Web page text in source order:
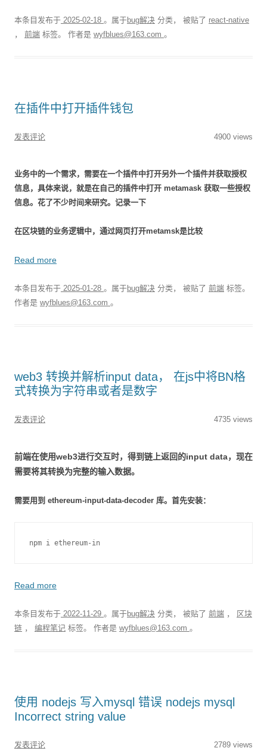
本条目发布于 2025-02-18 。属于bug解决 分类， 被贴了 react-native
， 前端 标签。 作者是 wyfblues@163.com 。
在插件中打开插件钱包
发表评论 4900 views
业务中的一个需求，需要在一个插件中打开另外一个插件并获取授权
信息，具体来说，就是在自己的插件中打开 metamask 获取一些授权
信息。花了不少时间来研究。记录一下
在区块链的业务逻辑中，通过网页打开metamsk是比较
Read more
本条目发布于 2025-01-28 。属于bug解决 分类， 被贴了 前端 标签。
作者是 wyfblues@163.com 。
web3 转换并解析input data， 在js中将BN格
式转换为字符串或者是数字
发表评论 4735 views
前端在使用web3进行交互时，得到链上返回的input data，现在
需要将其转换为完整的输入数据。
需要用到 ethereum-input-data-decoder 库。首先安装：
npm i ethereum-in
Read more
本条目发布于 2022-11-29 。属于bug解决 分类， 被贴了 前端 ，
区块
链 ， 编程笔记 标签。 作者是 wyfblues@163.com 。
使用 nodejs 写入mysql 错误 nodejs mysql
Incorrect string value
发表评论 2789 views